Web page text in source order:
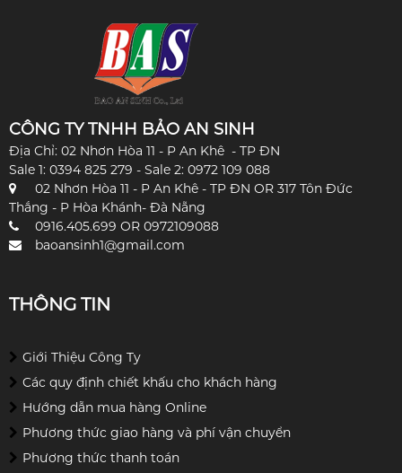
CÔNG TY TNHH BẢO AN SINH
Địa Chỉ: 02 Nhơn Hòa 11 - P An Khê - TP ĐN
Sale 1: 0394 825 279 - Sale 2: 0972 109 088
02 Nhơn Hòa 11 - P An Khê - TP ĐN OR 317 Tôn Đức
Thắng - P Hòa Khánh- Đà Nẵng
0916.405.699 OR 0972109088
baoansinh1@gmail.com
THÔNG TIN
Giới Thiệu Công Ty
Các quy định chiết khấu cho khách hàng
Hướng dẫn mua hàng Online
Phương thức giao hàng và phí vận chuyển
Phương thức thanh toán